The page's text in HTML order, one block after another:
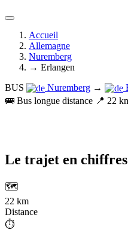
Accueil
Allemagne
Nuremberg
→ Erlangen
BUS
Nuremberg →
🚌 Bus longue distance 📍 22
Le trajet en chiffres
🗺️
22 km
Distance
⏱️